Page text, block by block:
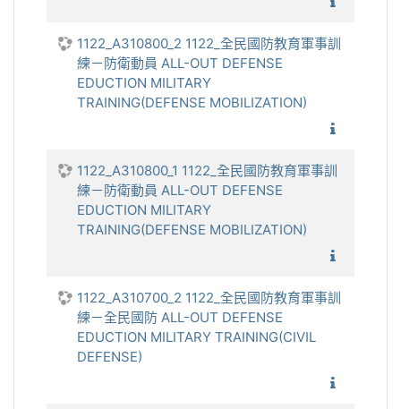
1122_A310800_2 1122_全民國防教育軍事訓
練－防衛動員 ALL-OUT DEFENSE
EDUCTION MILITARY
TRAINING(DEFENSE MOBILIZATION)
1122_A310800_1 1122_全民國防教育軍事訓
練－防衛動員 ALL-OUT DEFENSE
EDUCTION MILITARY
TRAINING(DEFENSE MOBILIZATION)
1122_A310700_2 1122_全民國防教育軍事訓
練－全民國防 ALL-OUT DEFENSE
EDUCTION MILITARY TRAINING(CIVIL
DEFENSE)